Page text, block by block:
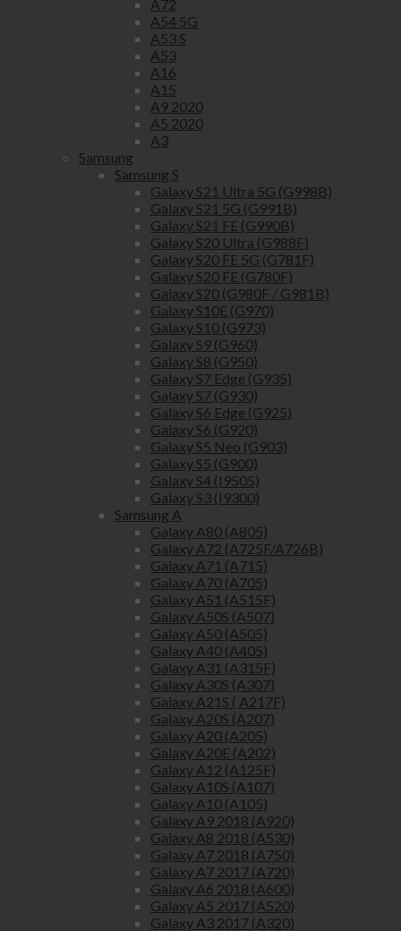
A72
A54 5G
A53 S
A53
A16
A15
A9 2020
A5 2020
A3
Samsung
Samsung S
Galaxy S21 Ultra 5G (G998B)
Galaxy S21 5G (G991B)
Galaxy S21 FE (G990B)
Galaxy S20 Ultra (G988F)
Galaxy S20 FE 5G (G781F)
Galaxy S20 FE (G780F)
Galaxy S20 (G980F / G981B)
Galaxy S10E (G970)
Galaxy S10 (G973)
Galaxy S9 (G960)
Galaxy S8 (G950)
Galaxy S7 Edge (G935)
Galaxy S7 (G930)
Galaxy S6 Edge (G925)
Galaxy S6 (G920)
Galaxy S5 Neo (G903)
Galaxy S5 (G900)
Galaxy S4 (I9505)
Galaxy S3 (I9300)
Samsung A
Galaxy A80 (A805)
Galaxy A72 (A725F/A726B)
Galaxy A71 (A715)
Galaxy A70 (A705)
Galaxy A51 (A515F)
Galaxy A50S (A507)
Galaxy A50 (A505)
Galaxy A40 (A405)
Galaxy A31 (A315F)
Galaxy A30S (A307)
Galaxy A21S ( A217F)
Galaxy A20S (A207)
Galaxy A20 (A205)
Galaxy A20E (A202)
Galaxy A12 (A125F)
Galaxy A10S (A107)
Galaxy A10 (A105)
Galaxy A9 2018 (A920)
Galaxy A8 2018 (A530)
Galaxy A7 2018 (A750)
Galaxy A7 2017 (A720)
Galaxy A6 2018 (A600)
Galaxy A5 2017 (A520)
Galaxy A3 2017 (A320)